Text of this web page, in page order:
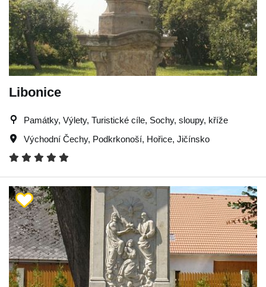
Libonice
Památky, Výlety, Turistické cíle, Sochy, sloupy, kříže
Východní Čechy, Podkrkonoší, Hořice, Jičínsko